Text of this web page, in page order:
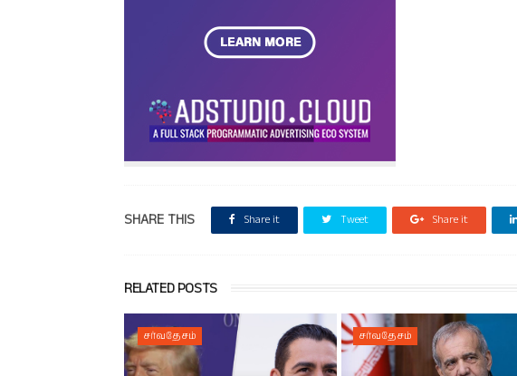
SHARE THIS Share it Tweet Share it
RELATED POSTS
சர்வதேசம் சர்வதேசம்